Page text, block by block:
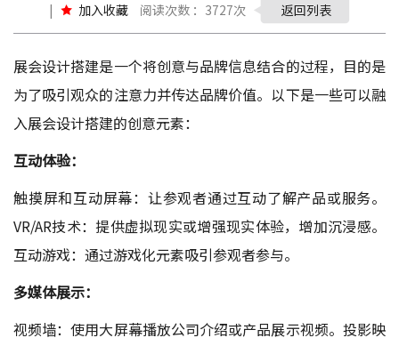
|
加入收藏 阅读次数 ：3727次 返回列表
展会设计搭建是一个将创意与品牌信息结合的过程，目的是
为了吸引观众的注意力并传达品牌价值。以下是一些可以融
入展会设计搭建的创意元素：
互动体验：
触摸屏和互动屏幕：让参观者通过互动了解产品或服务。
VR/AR技术：提供虚拟现实或增强现实体验，增加沉浸感。
互动游戏：通过游戏化元素吸引参观者参与。
多媒体展示：
视频墙：使用大屏幕播放公司介绍或产品展示视频。投影映